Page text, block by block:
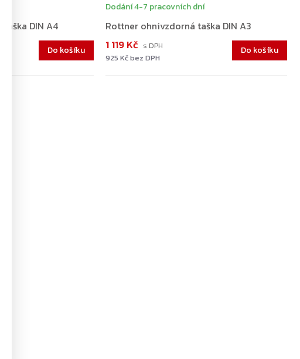
DIN A4
Do košíku
Rottner ohnivzdorná taška DIN A3
Dodání 4-7 pracovních dní
925 Kč bez DPH
1 119 Kč Do košíku